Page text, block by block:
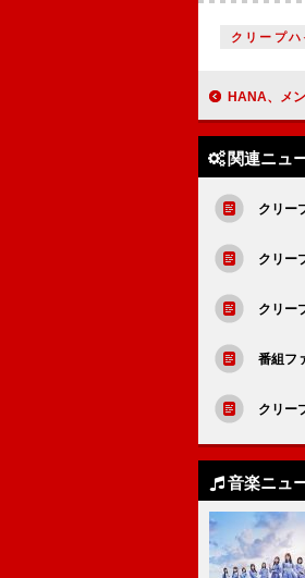
クリープハ
HANA、メン
関連ニュ
クリー
クリー
クリー
番組フ
クリー
音楽ニュ